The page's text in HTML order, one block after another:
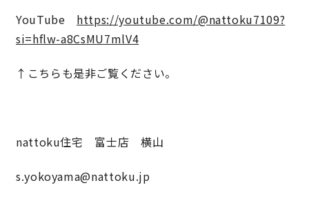
YouTube https://youtube.com/@nattoku7109?
si=hflw-a8CsMU7mlV4
↑こちらも是非ご覧ください。
nattoku住宅 富士店 横山
s.yokoyama@nattoku.jp